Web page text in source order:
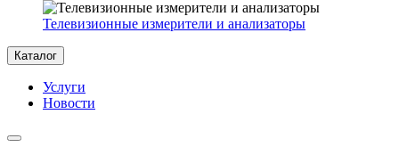
Телевизионные измерители и анализаторы
Каталог
Услуги
Новости